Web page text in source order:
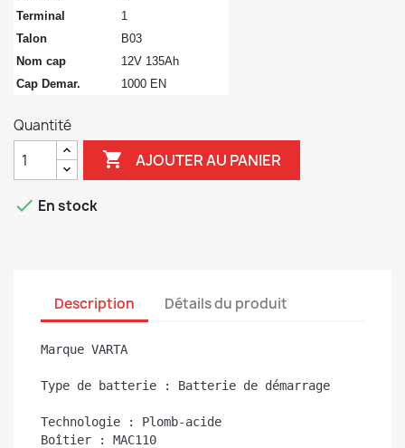
Terminal
1
Talon
B03
Nom cap
12V 135Ah
Cap Demar.
1000 EN
Quantité
 AJOUTER AU PANIER
 En stock
Description Détails du produit
Marque VARTA
Type de batterie : Batterie de démarrage
Technologie : Plomb-acide
Boîtier : MAC110